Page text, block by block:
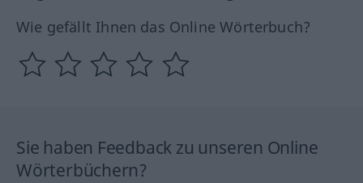
Wie gefällt Ihnen das Online Wörterbuch?
Sie haben Feedback zu unseren Online
Wörterbüchern?